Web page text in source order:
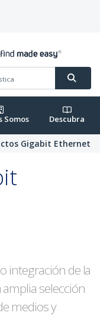
Somos Descubra
Gigabit Ethernet
integración de la
selección
medios y